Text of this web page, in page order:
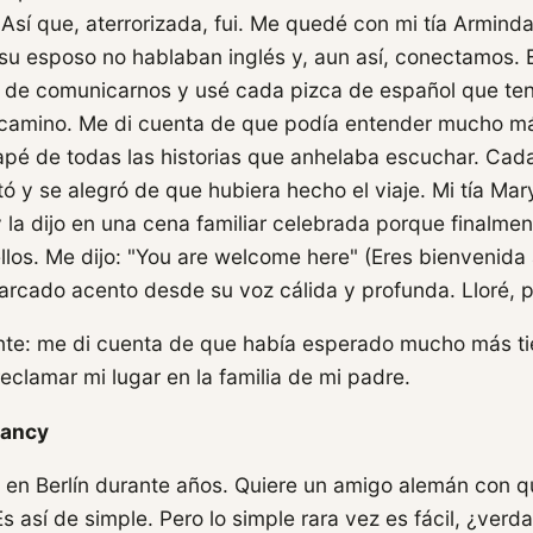
que, aterrorizada, fui. Me quedé con mi tía
esposo no hablaban inglés y, aun así, conectamos.
comunicarnos y usé cada pizca de español que
Me di cuenta de que podía entender mucho
de todas las historias que anhelaba escuchar.
y se alegró de que hubiera hecho el viaje. Mi tía
la dijo en una cena familiar celebrada porque
Me dijo: "You are welcome here" (Eres
acento desde su voz cálida y profunda. Lloré,
me di cuenta de que había esperado mucho más
mi lugar en la familia de mi padre.
Berlín durante años. Quiere un amigo alemán con
así de simple. Pero lo simple rara vez es fácil,